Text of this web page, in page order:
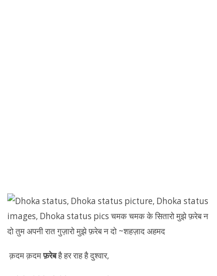
क़दम क़दमफ़रेबहै हर राह है दुश्वार,